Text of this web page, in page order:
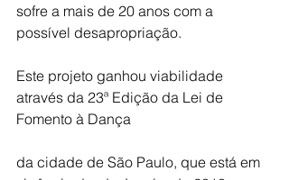
sofre a mais de 20 anos com a
possível desapropriação.
Este projeto ganhou viabilidade
através da 23ª Edição da Lei de
Fomento à Dança
da cidade de São Paulo, que está em